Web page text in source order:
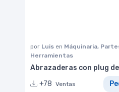
por Luis en Máquinaria,
Herramientas
Abrazaderas con plug
+78 Ventas